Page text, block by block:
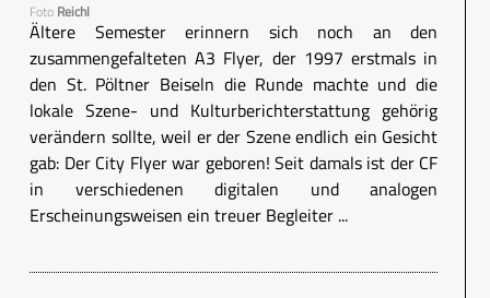
Foto Reichl
Ältere Semester erinnern sich noch an den
zusammengefalteten A3 Flyer, der 1997 erstmals in
den St. Pöltner Beiseln die Runde machte und die
lokale Szene- und Kulturberichterstattung gehörig
verändern sollte, weil er der Szene endlich ein Gesicht
gab: Der City Flyer war geboren! Seit damals ist der CF
in verschiedenen digitalen und analogen
Erscheinungsweisen ein treuer Begleiter ...